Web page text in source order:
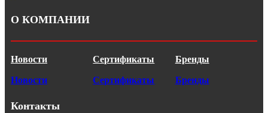
О КОМПАНИИ
Новости Сертификаты Бренды
Новости Сертификаты Бренды
Контакты